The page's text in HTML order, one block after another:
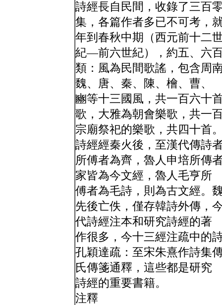
詩經長自民間，收錄了三百
集，各篇作者多已不可考，
年到春秋中期（西元前十二
紀—前六世紀），約五、六
類：風為民間歌謠，包含周
魏、唐、秦、陳、檜、曹、
豳等十三國風，共一百六十
歌，大雅為朝會樂歌，共一
宗廟祭祀的樂歌，共四十首
詩經經秦火後，至漢代傳詩
所傅者為齊，魯人申培所傳
家皆為今文經，魯人毛亨所
傅者為毛詩，則為古文經。
先後亡佚，僅存韓詩外傳，
代詩經注本和研究詩經的著
作很多，今十三經注疏中的
孔穎達疏：至宋朱熹作詩集
氏傳箋通釋，這些都是研究
詩經的重要書籍。
注釋